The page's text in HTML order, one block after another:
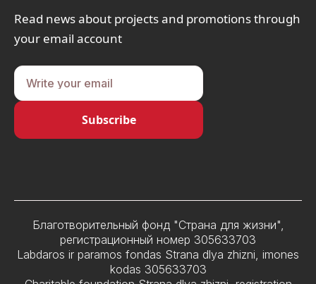
Read news about projects and promotions through
your email account
Благотворительный фонд "Страна для жизни",
регистрационный номер 305633703
Labdaros ir paramos fondas Strana dlya zhizni, imones
kodas 305633703